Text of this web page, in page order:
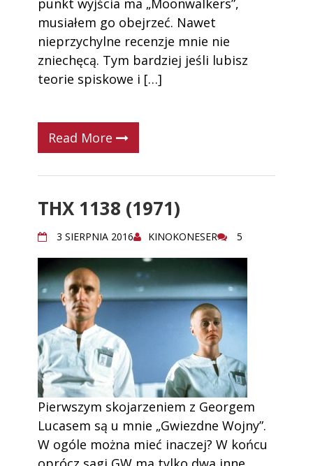
punkt wyjścia ma „Moonwalkers”,
musiałem go obejrzeć. Nawet
nieprzychylne recenzje mnie nie
zniechęcą. Tym bardziej jeśli lubisz
teorie spiskowe i […]
Read More
THX 1138 (1971)
3 SIERPNIA 2016 KINOKONESER 5
Pierwszym skojarzeniem z Georgem
Lucasem są u mnie „Gwiezdne Wojny”.
W ogóle można mieć inaczej? W końcu